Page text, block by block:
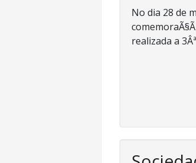
No dia 28 de
realizada a